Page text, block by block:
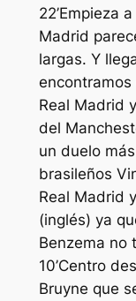
22’Empieza
Madrid
largas. Y
Real Madrid
del
un duelo
brasileños
Real Madrid
(inglés) ya
Benzema no
10’Centro
Bruyne que